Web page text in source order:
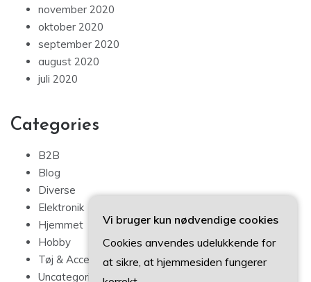
november 2020
oktober 2020
september 2020
august 2020
juli 2020
Categories
B2B
Blog
Diverse
Elektronik
Hjemmet
Hobby
Tøj & Accessories
Uncategorized
Vi bruger kun nødvendige cookies
Cookies anvendes udelukkende for
at sikre, at hjemmesiden fungerer